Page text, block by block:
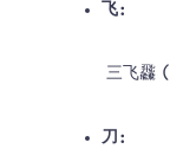
飞：
三飞飝
刀：